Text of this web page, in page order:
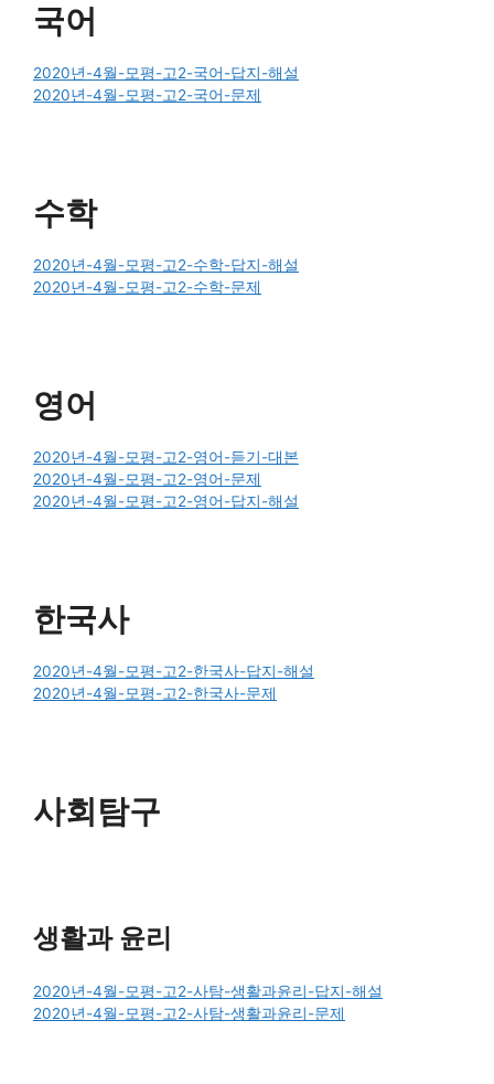
국어
2020년-4월-모평-고2-국어-답지-해설
2020년-4월-모평-고2-국어-문제
수학
2020년-4월-모평-고2-수학-답지-해설
2020년-4월-모평-고2-수학-문제
영어
2020년-4월-모평-고2-영어-듣기-대본
2020년-4월-모평-고2-영어-문제
2020년-4월-모평-고2-영어-답지-해설
한국사
2020년-4월-모평-고2-한국사-답지-해설
2020년-4월-모평-고2-한국사-문제
사회탐구
생활과 윤리
2020년-4월-모평-고2-사탐-생활과윤리-답지-해설
2020년-4월-모평-고2-사탐-생활과윤리-문제